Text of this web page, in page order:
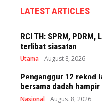
LATEST ARTICLES
RCI TH: SPRM, PDRM,
terlibat siasatan
Utama August 8, 2026
Penganggur 12 rekod
bersama dadah hampir
Nasional August 8, 2026